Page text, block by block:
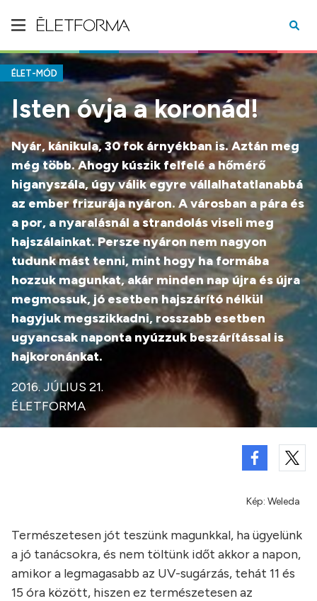
ÉLET-MÓD
Isten óvja a koronád!
Nyár, kánikula, 30 fok árnyékban is. Aztán meg
még több. Ahogy kúszik felfelé a hőmérő
higanyszála, úgy válik egyre vállalhatatlanabbá
az ember frizurája nyáron. A városban a pára és
a por, a nyaralásnál a strandolás viseli meg
hajszálainkat. Persze nyáron nem nagyon
tudunk mást tenni, mint hogy ha formába
hozzuk magunkat, akár minden nap újra és újra
megmossuk, jó esetben hajszárító nélkül
hagyjuk megszikkadni, rosszabb esetben
ugyancsak naponta nyúzzuk beszárítással is
hajkoronánkat.
2016. JÚLIUS 21.
ÉLETFORMA
Kép: Weleda
Természetesen jót teszünk magunkkal, ha ügyelünk
a jó tanácsokra, és nem töltünk időt akkor a napon,
amikor a legmagasabb az UV-sugárzás, tehát 11 és
15 óra között, hiszen ez természetesen az